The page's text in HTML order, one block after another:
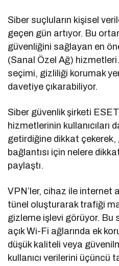
Siber suçluların kişisel
geçen gün artıyor. Bu
güvenliğini sağlayan en
(Sanal Özel Ağ)
seçimi, gizliliği korumak
davetiye çıkarabiliyor.
Siber güvenlik şirketi
hizmetlerinin kullanıcıları
getirdiğine dikkat
bağlantısı için nelere
paylaştı.
VPN’ler, cihaz ile internet
tünel oluşturarak trafiği
gizleme işlevi görüyor. Bu
açık Wi-Fi ağlarında ek
düşük kaliteli veya
kullanıcı verilerini üçüncü